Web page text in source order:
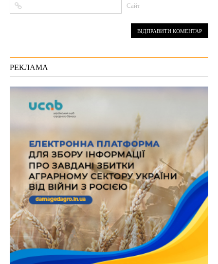
Сайт
РЕКЛАМА